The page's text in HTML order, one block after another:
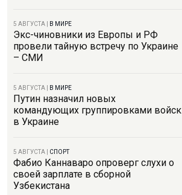
5 АВГУСТА В МИРЕ
Экс-чиновники из Европы и РФ
провели тайную встречу по Украине
– СМИ
5 АВГУСТА В МИРЕ
Путин назначил новых
командующих группировками войск
в Украине
5 АВГУСТА СПОРТ
Фабио Каннаваро опроверг слухи о
своей зарплате в сборной
Узбекистана